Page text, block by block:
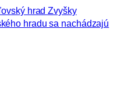
hrad Zvyšky
hradu sa nachádzajú